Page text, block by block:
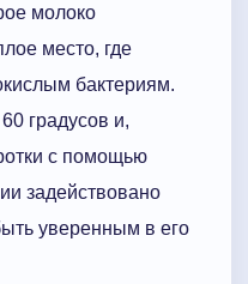
молоко
место, где
бактериям.
градусов и,
с помощью
задействовано
уверенным в его